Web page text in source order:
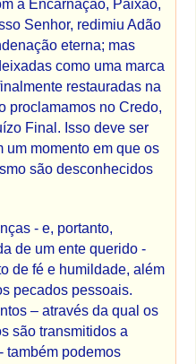
a Encarnação, Paixão,
Senhor, redimiu Adão
eterna; mas
como uma marca
restauradas na
proclamamos no Credo,
Final. Isso deve ser
um momento em que os
são desconhecidos
- e, portanto,
de um ente querido -
de fé e humildade, além
pecados pessoais.
– através da qual os
são transmitidos a
também podemos